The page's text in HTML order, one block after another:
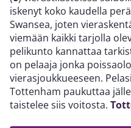
iskenyt koko kaudella
Swansea, joten
viemään kaikki tarjolla
pelikunto kannattaa
on pelaaja jonka
vierasjoukkueeseen.
Tottenham paukuttaa
taistelee siis voitosta.